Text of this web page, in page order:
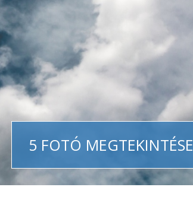
5 FOTÓ MEGTEKINTÉSE